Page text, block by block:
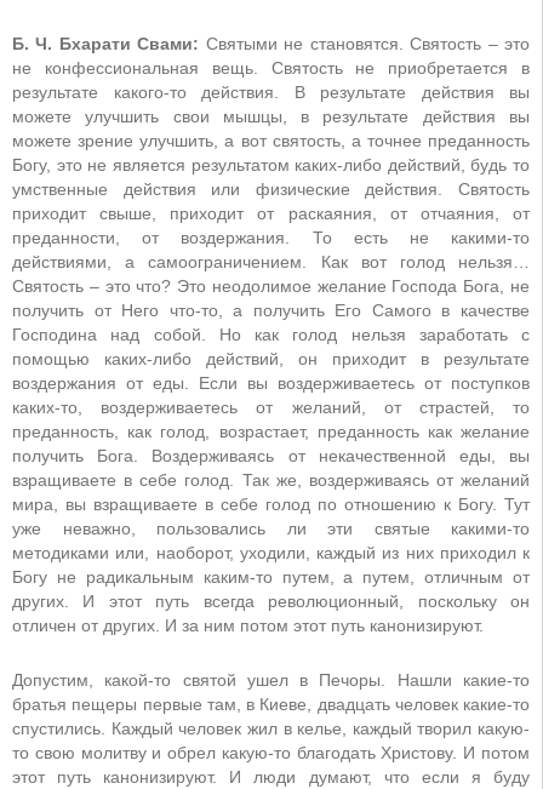
Б. Ч. Бхарати Свами: Святыми не становятся. Святость – это
не конфессиональная вещь. Святость не приобретается в
результате какого-то действия. В результате действия вы
можете улучшить свои мышцы, в результате действия вы
можете зрение улучшить, а вот святость, а точнее преданность
Богу, это не является результатом каких-либо действий, будь то
умственные действия или физические действия. Святость
приходит свыше, приходит от раскаяния, от отчаяния, от
преданности, от воздержания. То есть не какими-то
действиями, а самоограничением. Как вот голод нельзя…
Святость – это что? Это неодолимое желание Господа Бога, не
получить от Него что-то, а получить Его Самого в качестве
Господина над собой. Но как голод нельзя заработать с
помощью каких-либо действий, он приходит в результате
воздержания от еды. Если вы воздерживаетесь от поступков
каких-то, воздерживаетесь от желаний, от страстей, то
преданность, как голод, возрастает, преданность как желание
получить Бога. Воздерживаясь от некачественной еды, вы
взращиваете в себе голод. Так же, воздерживаясь от желаний
мира, вы взращиваете в себе голод по отношению к Богу. Тут
уже неважно, пользовались ли эти святые какими-то
методиками или, наоборот, уходили, каждый из них приходил к
Богу не радикальным каким-то путем, а путем, отличным от
других. И этот путь всегда революционный, поскольку он
отличен от других. И за ним потом этот путь канонизируют.
Допустим, какой-то святой ушел в Печоры. Нашли какие-то
братья пещеры первые там, в Киеве, двадцать человек какие-то
спустились. Каждый человек жил в келье, каждый творил какую-
то свою молитву и обрел какую-то благодать Христову. И потом
этот путь канонизируют. И люди думают, что если я буду